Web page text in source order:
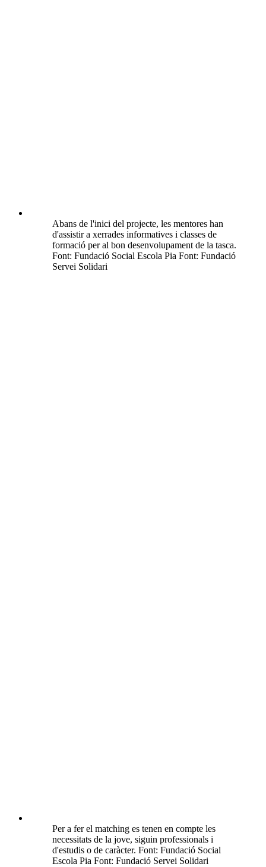
Abans de l'inici del projecte, les mentores han
d'assistir a xerrades informatives i classes de
formació per al bon desenvolupament de la tasca.
Font: Fundació Social Escola Pia Font: Fundació
Servei Solidari
Per a fer el matching es tenen en compte les
necessitats de la jove, siguin professionals i
d'estudis o de caràcter. Font: Fundació Social
Escola Pia Font: Fundació Servei Solidari